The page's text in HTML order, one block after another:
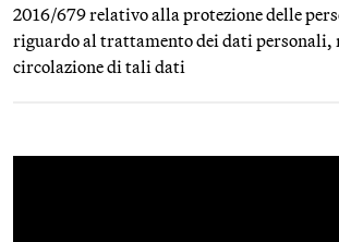
2016/679 relativo alla protezione delle
riguardo al trattamento dei dati personali,
circolazione di tali dati